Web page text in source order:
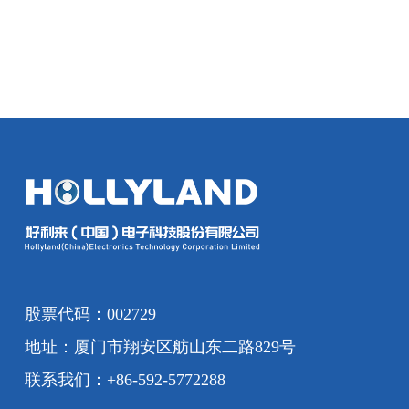
股票代码：002729
地址：厦门市翔安区舫山东二路829号
联系我们：+86-592-5772288